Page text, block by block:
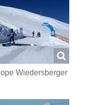
Wiedersberger